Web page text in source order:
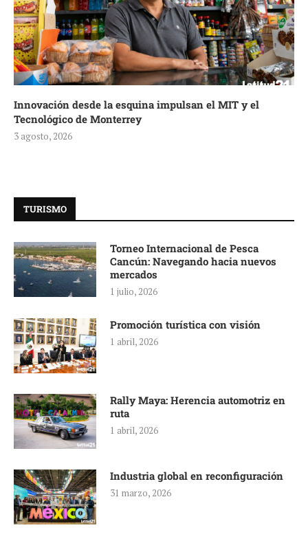
Innovación desde la esquina impulsan el MIT y el
Tecnológico de Monterrey
3 agosto, 2026
TURISMO
Torneo Internacional de Pesca
Cancún: Navegando hacia nuevos
mercados
1 julio, 2026
Promoción turística con visión
1 abril, 2026
Rally Maya: Herencia automotriz en
ruta
1 abril, 2026
Industria global en reconfiguración
31 marzo, 2026